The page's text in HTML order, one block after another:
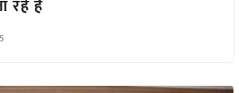
रहे हैं